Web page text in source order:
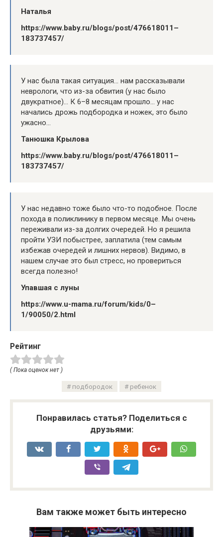
Наталья
https://www.baby.ru/blogs/post/476618011–
183737457/
У нас была такая ситуация… нам рассказывали
неврологи, что из-за обвития (у нас было
двукратное)… К 6–8 месяцам прошло… у нас
начались дрожь подбородка и ножек, это было
ужасно…
Танюшка Крылова
https://www.baby.ru/blogs/post/476618011–
183737457/
У нас недавно тоже было что-то подобное. После
похода в поликлинику в первом месяце. Мы очень
переживали из-за долгих очередей. Но я решила
пройти УЗИ побыстрее, заплатила (тем самым
избежав очередей и лишних нервов). Видимо, в
нашем случае это был стресс, но провериться
всегда полезно!
Упавшая с луны
https://www.u-mama.ru/forum/kids/0–
1/90050/2.html
Рейтинг
( Пока оценок нет )
подбородок ребенок
Понравилась статья? Поделиться с
друзьями:
Вам также может быть интересно